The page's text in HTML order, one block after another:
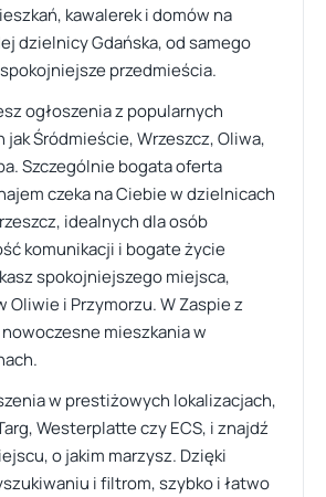
kawalerek i domów na
dzielnicy Gdańska, od samego
przedmieścia.
ogłoszenia z popularnych
jak Śródmieście, Wrzeszcz, Oliwa,
Szczególnie bogata oferta
czeka na Ciebie w dzielnicach
idealnych dla osób
komunikacji i bogate życie
spokojniejszego miejsca,
Oliwie i Przymorzu. W Zaspie z
mieszkania w
w prestiżowych lokalizacjach,
Westerplatte czy ECS, i znajdź
o jakim marzysz. Dzięki
i filtrom, szybko i łatwo